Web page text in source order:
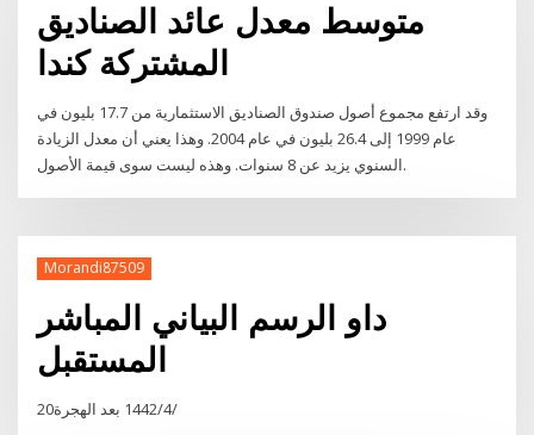
متوسط ​​معدل عائد الصناديق
المشتركة كندا
وقد ارتفع مجموع أصول صندوق الصناديق الاستثمارية من 17.7 بليون في
عام 1999 إلى 26.4 بليون في عام 2004. وهذا يعني أن معدل الزيادة
السنوي يزيد عن 8 سنوات. وهذه ليست سوى قيمة الأصول.
Morandi87509
داو الرسم البياني المباشر
المستقبل
20‏‏/4‏‏/1442 بعد الهجرة